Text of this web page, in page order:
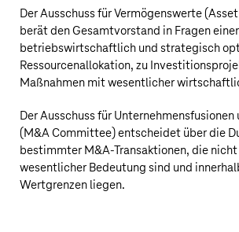
Der Ausschuss für Vermögenswerte
berät den Gesamtvorstand in Fragen einer
betriebswirtschaftlich und strategisch
Ressourcenallokation, zu
Maßnahmen mit wesentlicher
Der Ausschuss für
(M&A Committee) entscheidet über die
bestimmter M&A-Transaktionen, die
wesentlicher Bedeutung sind und
Wertgrenzen liegen.